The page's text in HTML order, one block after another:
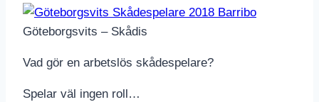
Göteborgsvits – Skådis
Vad gör en arbetslös skådespelare?
Spelar väl ingen roll…